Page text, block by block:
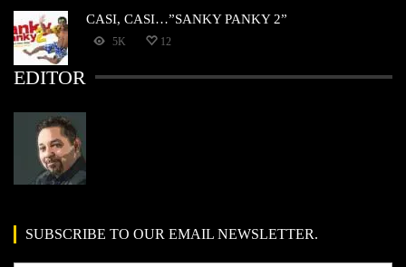
CASI, CASI…”SANKY PANKY 2”
5K 12
EDITOR
SUBSCRIBE TO OUR EMAIL NEWSLETTER.